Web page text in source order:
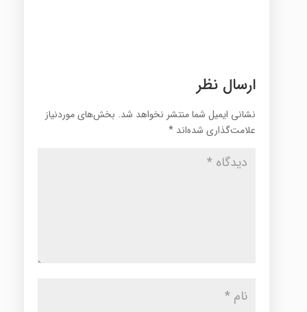
ارسال نظر
نشانی ایمیل شما منتشر نخواهد شد. بخش‌های موردنیاز
علامت‌گذاری شده‌اند *